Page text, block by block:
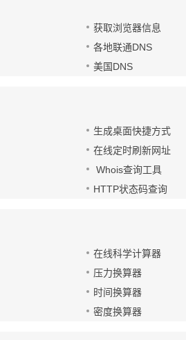
获取浏览器信息
各地联通DNS
美国DNS
生成桌面快捷方式
在线定时刷新网址
Whois查询工具
HTTP状态码查询
在线科学计算器
压力换算器
时间换算器
密度换算器